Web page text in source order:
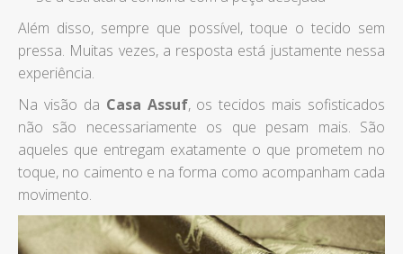
Além disso, sempre que possível, toque o tecido sem
pressa. Muitas vezes, a resposta está justamente nessa
experiência.
Na visão da Casa Assuf, os tecidos mais sofisticados
não são necessariamente os que pesam mais. São
aqueles que entregam exatamente o que prometem no
toque, no caimento e na forma como acompanham cada
movimento.